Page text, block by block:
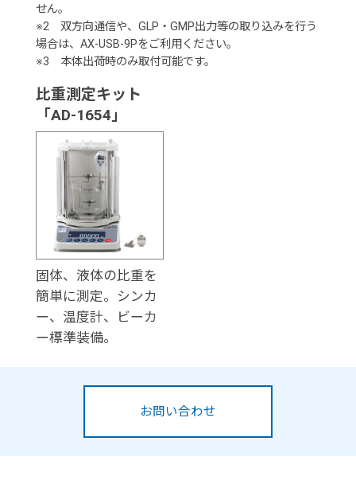
せん。
※2 双方向通信や、GLP・GMP出力等の取り込みを行う
場合は、AX-USB-9Pをご利用ください。
※3 本体出荷時のみ取付可能です。
比重測定キット
「AD-1654」
固体、液体の比重を
簡単に測定。シンカ
ー、温度計、ビーカ
ー標準装備。
お問い合わせ